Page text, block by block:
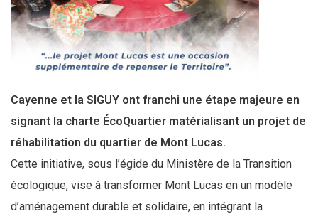
Cayenne et la SIGUY ont franchi une étape majeure en
signant la charte ÉcoQuartier matérialisant un projet de
réhabilitation du quartier de Mont Lucas.
Cette initiative, sous l’égide du Ministère de la Transition
écologique, vise à transformer Mont Lucas en un modèle
d’aménagement durable et solidaire, en intégrant la